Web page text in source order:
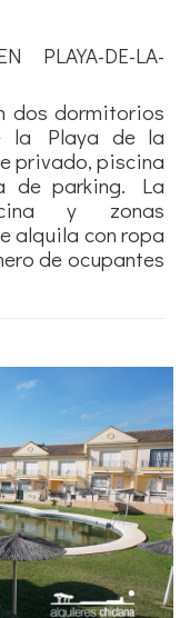
DE-LA-
dos dormitorios
la Playa de la
privado, piscina
de parking. La
y zonas
alquila con ropa
de ocupantes